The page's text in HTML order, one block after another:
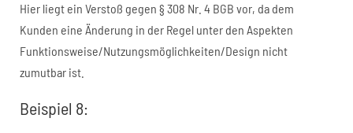
Hier liegt ein Verstoß gegen § 308 Nr. 4 BGB vor, da dem
Kunden eine Änderung in der Regel unter den Aspekten
Funktionsweise/Nutzungsmöglichkeiten/Design nicht
zumutbar ist.
Beispiel 8: